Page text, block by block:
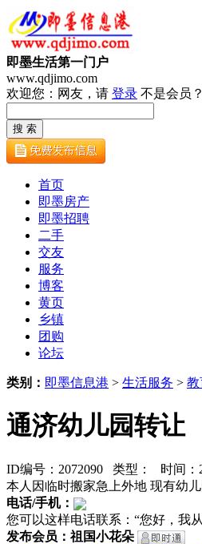
即墨生活第一门户
www.qdjimo.com
欢迎您：网友，请 登录 不是会员？
首页
即墨房产
即墨招聘
二手
交友
服务
博客
黄页
乡镇
团购
论坛
类别： 即墨信息港 > 生活服务 > 教
通济幼儿园转让
ID编号：2072090 类型： 时间：
本人因临时搬家急上外地 现有幼
电话/手机：
您可以这样电话联系：“您好，我从
发布会员：祖国小花朵